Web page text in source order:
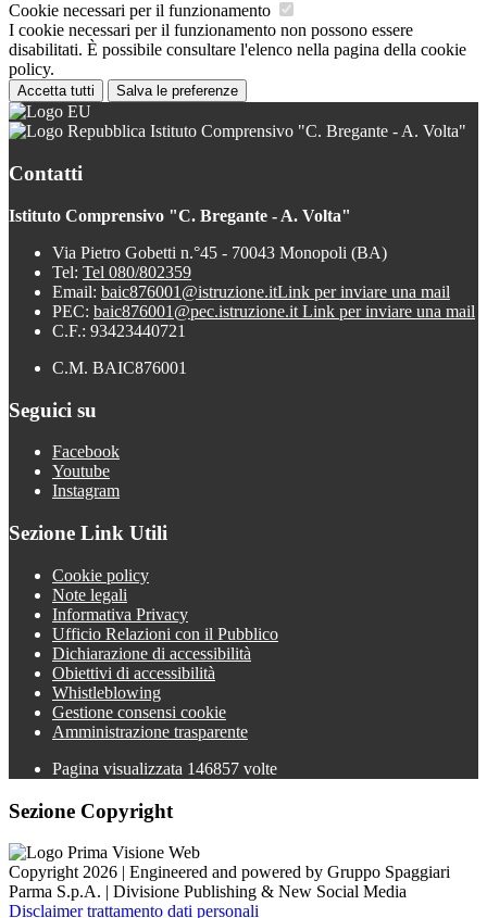
Cookie necessari per il funzionamento
I cookie necessari per il funzionamento non possono essere
disabilitati. È possibile consultare l'elenco nella pagina della cookie
policy.
Accetta tutti Salva le preferenze
Istituto Comprensivo "C. Bregante - A. Volta"
Contatti
Istituto Comprensivo "C. Bregante - A. Volta"
Via Pietro Gobetti n.°45 - 70043 Monopoli (BA)
Tel: Tel 080/802359
Email: baic876001@istruzione.itLink per inviare una mail
PEC: baic876001@pec.istruzione.it Link per inviare una mail
C.F.: 93423440721
C.M. BAIC876001
Seguici su
Facebook
Youtube
Instagram
Sezione Link Utili
Cookie policy
Note legali
Informativa Privacy
Ufficio Relazioni con il Pubblico
Dichiarazione di accessibilità
Obiettivi di accessibilità
Whistleblowing
Gestione consensi cookie
Amministrazione trasparente
Pagina visualizzata 146857 volte
Sezione Copyright
Copyright 2026 | Engineered and powered by Gruppo Spaggiari
Parma S.p.A. | Divisione Publishing & New Social Media
Disclaimer trattamento dati personali